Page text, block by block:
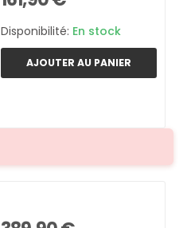
Disponibilité: En stock
AJOUTER AU PANIER